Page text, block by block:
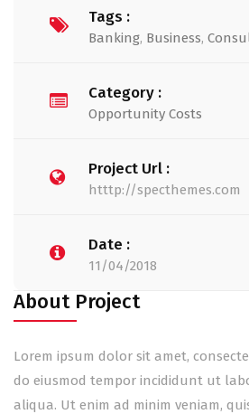
Tags :
Banking, Business,
Category :
Opportunity Costs
Project Url :
htttp://specthemes.com
Date :
11/04/2018
About Project
Lorem ipsum dolor sit amet,
do eiusmod tempor incididunt ut
aliqua. Ut enim ad minim veniam,